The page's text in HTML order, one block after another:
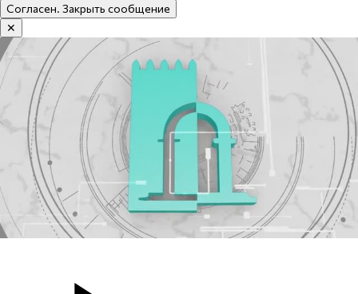
Согласен. Закрыть сообщение
✕